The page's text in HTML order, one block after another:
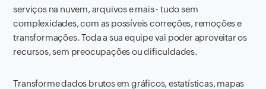
serviços na nuvem, arquivos e mais - tudo sem
complexidades, com as possíveis correções, remoções e
transformações. Toda a sua equipe vai poder aproveitar os
recursos, sem preocupações ou dificuldades.
Transforme dados brutos em gráficos, estatísticas, mapas